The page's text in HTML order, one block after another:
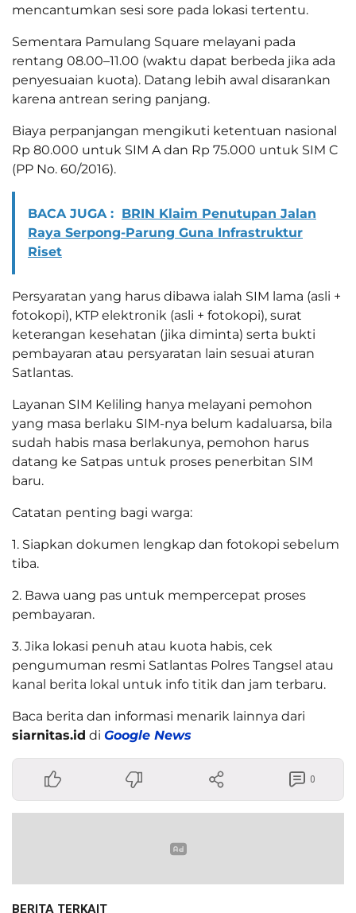
mencantumkan sesi sore pada lokasi tertentu.
Sementara Pamulang Square melayani pada
rentang 08.00–11.00 (waktu dapat berbeda jika ada
penyesuaian kuota). Datang lebih awal disarankan
karena antrean sering panjang.
Biaya perpanjangan mengikuti ketentuan nasional
Rp 80.000 untuk SIM A dan Rp 75.000 untuk SIM C
(PP No. 60/2016).
BACA JUGA : BRIN Klaim Penutupan Jalan
Raya Serpong-Parung Guna Infrastruktur
Riset
Persyaratan yang harus dibawa ialah SIM lama (asli +
fotokopi), KTP elektronik (asli + fotokopi), surat
keterangan kesehatan (jika diminta) serta bukti
pembayaran atau persyaratan lain sesuai aturan
Satlantas.
Layanan SIM Keliling hanya melayani pemohon
yang masa berlaku SIM-nya belum kadaluarsa, bila
sudah habis masa berlakunya, pemohon harus
datang ke Satpas untuk proses penerbitan SIM
baru.
Catatan penting bagi warga:
1. Siapkan dokumen lengkap dan fotokopi sebelum
tiba.
2. Bawa uang pas untuk mempercepat proses
pembayaran.
3. Jika lokasi penuh atau kuota habis, cek
pengumuman resmi Satlantas Polres Tangsel atau
kanal berita lokal untuk info titik dan jam terbaru.
Baca berita dan informasi menarik lainnya dari
siarnitas.id di Google News
0
BERITA TERKAIT